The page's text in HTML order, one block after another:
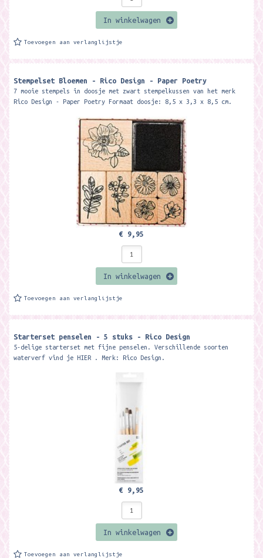
In winkelwagen
Toevoegen aan verlanglijstje
Stempelset Bloemen - Rico Design - Paper Poetry
7 mooie stempels in doosje met zwart stempelkussen van het merk
Rico Design - Paper Poetry Formaat doosje: 8,5 x 3,3 x 8,5 cm.
€ 9,95
In winkelwagen
Toevoegen aan verlanglijstje
Starterset penselen - 5 stuks - Rico Design
5-delige starterset met fijne penselen. Verschillende soorten
waterverf vind je HIER . Merk: Rico Design.
€ 9,95
In winkelwagen
Toevoegen aan verlanglijstje